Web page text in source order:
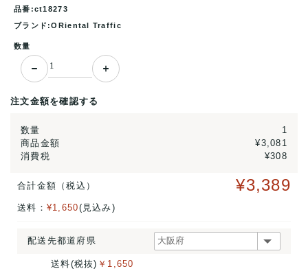
品番:ct18273
ブランド:ORiental Traffic
数量
注文金額を確認する
数量
1
商品金額
¥3,081
消費税
¥308
合計金額（税込） ¥3,389
送料： ¥1,650(見込み)
配送先都道府県
送料(税抜) ￥1,650